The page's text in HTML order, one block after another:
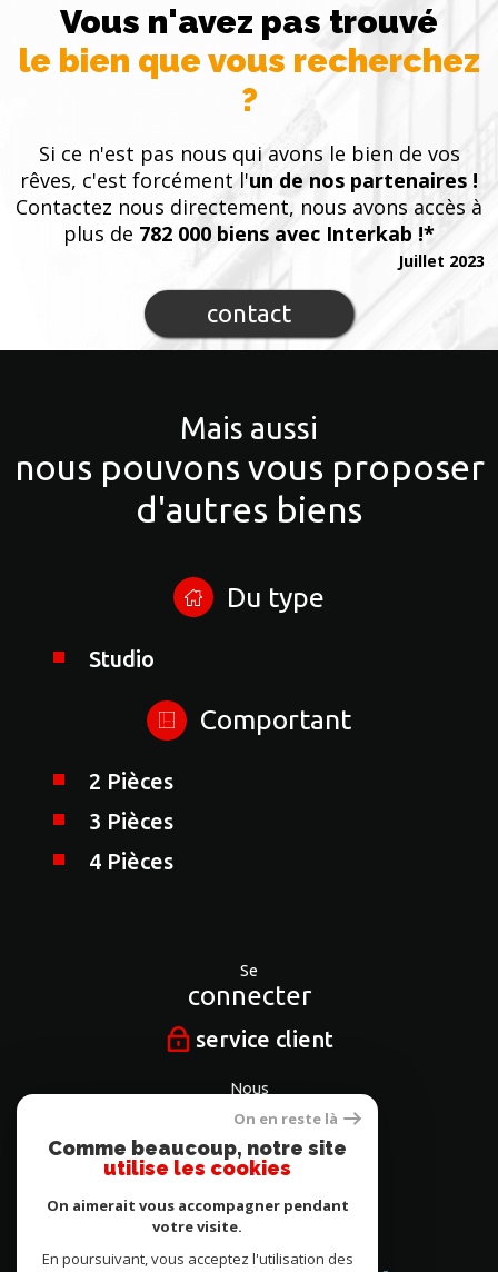
Vous n'avez pas trouvé
le bien que vous recherchez
?
Si ce n'est pas nous qui avons le bien de vos
rêves, c'est forcément l'un de nos partenaires !
Contactez nous directement, nous avons accès à
plus de 782 000 biens avec Interkab !*
contact
Juillet 2023
Mais aussi
nous pouvons vous proposer
d'autres biens
Du type
Studio
Comportant
2 Pièces
3 Pièces
4 Pièces
Se
connecter
service client
Nous
suivre
Nous
adhérons
On en reste là
Comme beaucoup, notre site
utilise les cookies
On aimerait vous accompagner pendant
votre visite.
En poursuivant, vous acceptez l'utilisation des